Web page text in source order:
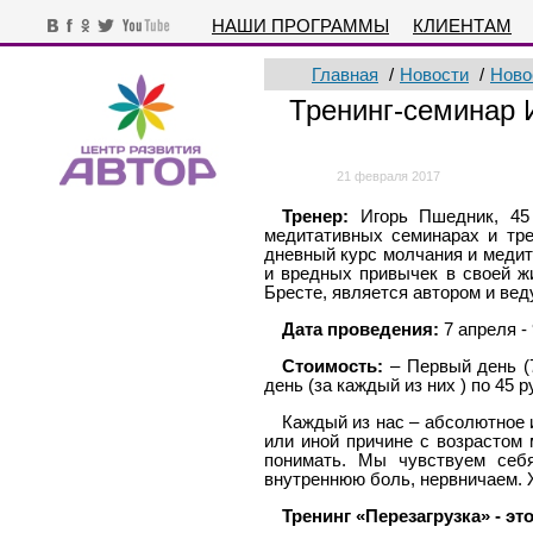
НАШИ ПРОГРАММЫ КЛИЕНТАМ
Главная / Новости /
Тренинг-
21 февраля 2017
Тренер: Игорь Пшедник, 45
медитативных семинарах и
дневный курс молчания и
и вредных привычек в своей
Бресте, является автором и
Дата проведения: 7 апреля -
Стоимость: – Первый день
день (за каждый из них ) по 45
Каждый из нас – абсолютное
или иной причине с
понимать. Мы чувствуем
внутреннюю боль, нервничаем.
Тренинг «Перезагрузка» -